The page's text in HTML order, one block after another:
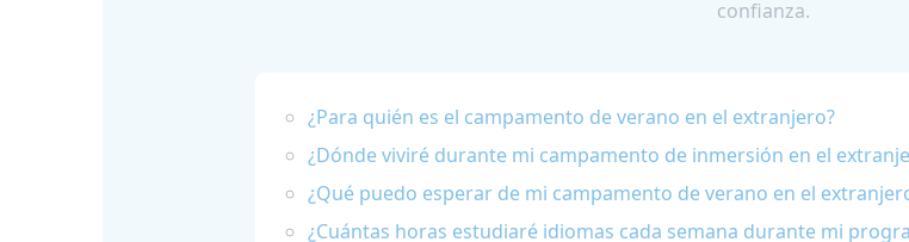
confianza.
¿Para quién es el campamento de verano en el extranjero?
¿Dónde viviré durante mi campamento de inmersión en el
¿Qué puedo esperar de mi campamento de verano en el
¿Cuántas horas estudiaré idiomas cada semana durante mi